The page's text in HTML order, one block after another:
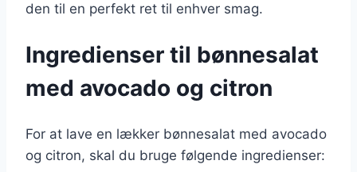
den til en perfekt ret til enhver smag.
Ingredienser til bønnesalat
med avocado og citron
For at lave en lækker bønnesalat med avocado
og citron, skal du bruge følgende ingredienser: